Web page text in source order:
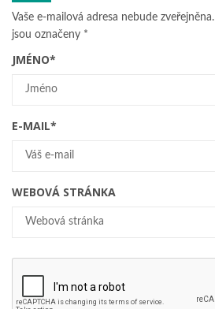
Vaše e-mailová adresa nebude zveřejněna.
jsou označeny *
JMÉNO*
E-MAIL*
WEBOVÁ STRÁNKA